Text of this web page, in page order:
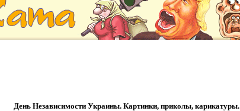
День Независимости Украины. Картинки, приколы, карикатуры.